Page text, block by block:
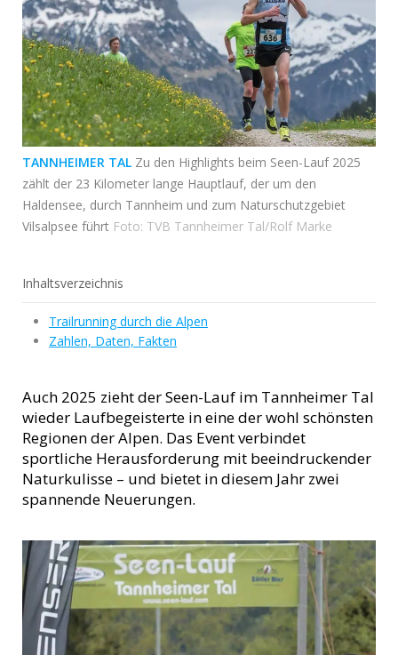
TANNHEIMER TAL Zu den Highlights beim Seen-Lauf 2025
zählt der 23 Kilometer lange Hauptlauf, der um den
Haldensee, durch Tannheim und zum Naturschutzgebiet
Vilsalpsee führt Foto: TVB Tannheimer Tal/Rolf Marke
Inhaltsverzeichnis
Trailrunning durch die Alpen
Zahlen, Daten, Fakten
Auch 2025 zieht der Seen-Lauf im Tannheimer Tal
wieder Laufbegeisterte in eine der wohl schönsten
Regionen der Alpen. Das Event verbindet
sportliche Herausforderung mit beeindruckender
Naturkulisse – und bietet in diesem Jahr zwei
spannende Neuerungen.